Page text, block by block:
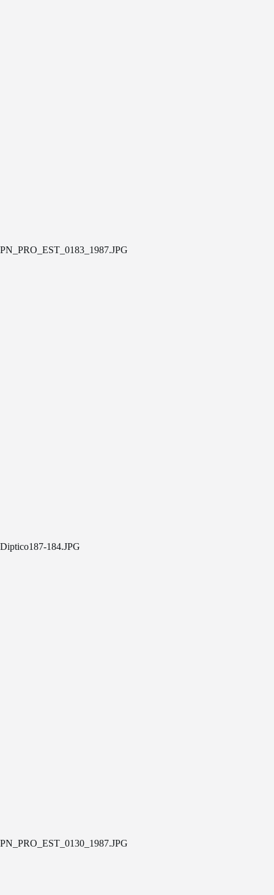
PN_PRO_EST_0183_1987.JPG
Diptico187-184.JPG
PN_PRO_EST_0130_1987.JPG